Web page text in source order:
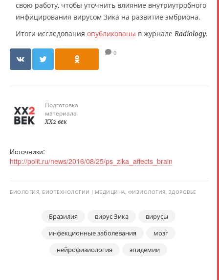
свою работу, чтобы уточнить влияние внутриутробного
инфицирования вирусом Зика на развитие эмбриона.
Итоги исследования опубликованы в журнале Radiology.
0
Подготовка
материала
XX2 век
Источники:
http://polit.ru/news/2016/08/25/ps_zika_affects_brain
БИОЛОГИЯ, БИОТЕХНОЛОГИИ МЕДИЦИНА, ФИЗИОЛОГИЯ, ЗДОРОВЬЕ
Бразилия вирус Зика
вирусы
инфекционные заболевания
мозг
нейрофизиология
эпидемии